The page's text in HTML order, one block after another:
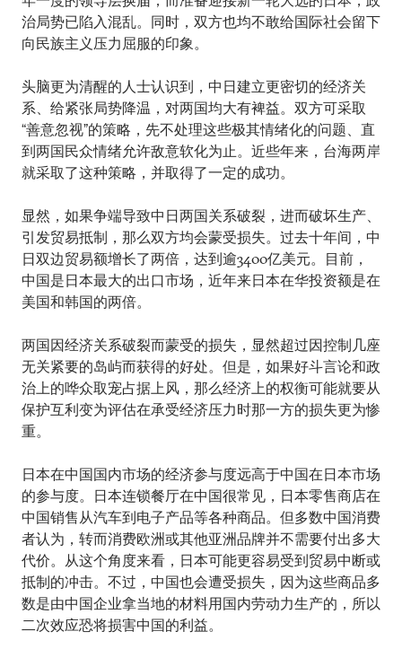
治局势已陷入混乱。同时，双方也均不敢给国际社会留下
向民族主义压力屈服的印象。
头脑更为清醒的人士认识到，中日建立更密切的经济关
系、给紧张局势降温，对两国均大有裨益。双方可采取
“善意忽视”的策略，先不处理这些极其情绪化的问题、直
到两国民众情绪允许敌意软化为止。近些年来，台海两岸
就采取了这种策略，并取得了一定的成功。
显然，如果争端导致中日两国关系破裂，进而破坏生产、
引发贸易抵制，那么双方均会蒙受损失。过去十年间，中
日双边贸易额增长了两倍，达到逾3400亿美元。目前，
中国是日本最大的出口市场，近年来日本在华投资额是在
美国和韩国的两倍。
两国因经济关系破裂而蒙受的损失，显然超过因控制几座
无关紧要的岛屿而获得的好处。但是，如果好斗言论和政
治上的哗众取宠占据上风，那么经济上的权衡可能就要从
保护互利变为评估在承受经济压力时那一方的损失更为惨
重。
日本在中国国内市场的经济参与度远高于中国在日本市场
的参与度。日本连锁餐厅在中国很常见，日本零售商店在
中国销售从汽车到电子产品等各种商品。但多数中国消费
者认为，转而消费欧洲或其他亚洲品牌并不需要付出多大
代价。从这个角度来看，日本可能更容易受到贸易中断或
抵制的冲击。不过，中国也会遭受损失，因为这些商品多
数是由中国企业拿当地的材料用国内劳动力生产的，所以
二次效应恐将损害中国的利益。